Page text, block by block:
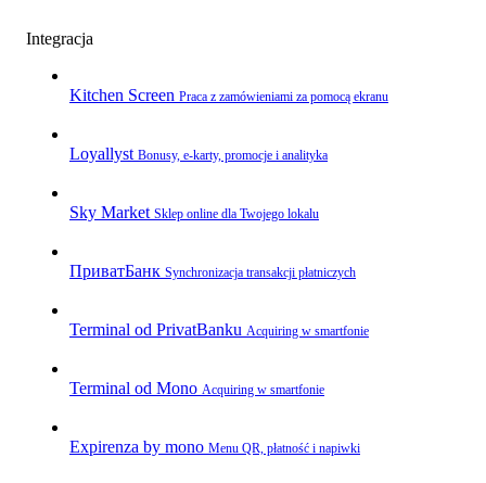
Integracja
Kitchen Screen Praca z zamówieniami za pomocą ekranu
Loyallyst Bonusy, e‑karty, promocje i analityka
Sky Market Sklep online dla Twojego lokalu
ПриватБанк Synchronizacja transakcji płatniczych
Terminal od PrivatBanku Acquiring w smartfonie
Terminal od Mono Acquiring w smartfonie
Expirenza by mono Menu QR, płatność i napiwki